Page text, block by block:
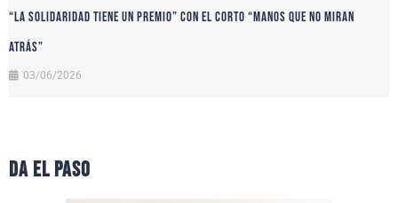
“La solidaridad tiene un premio” con el corto “Manos que no miran
atrás”
03/06/2026
da el paso